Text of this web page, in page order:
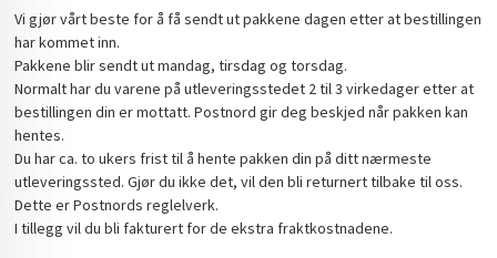
Vi gjør vårt beste for å få sendt ut pakkene dagen etter at bestillingen
har kommet inn.
Pakkene blir sendt ut mandag, tirsdag og torsdag.
Normalt har du varene på utleveringsstedet 2 til 3 virkedager etter at
bestillingen din er mottatt. Postnord gir deg beskjed når pakken kan
hentes.
Du har ca. to ukers frist til å hente pakken din på ditt nærmeste
utleveringssted. Gjør du ikke det, vil den bli returnert tilbake til oss.
Dette er Postnords reglelverk.
I tillegg vil du bli fakturert for de ekstra fraktkostnadene.